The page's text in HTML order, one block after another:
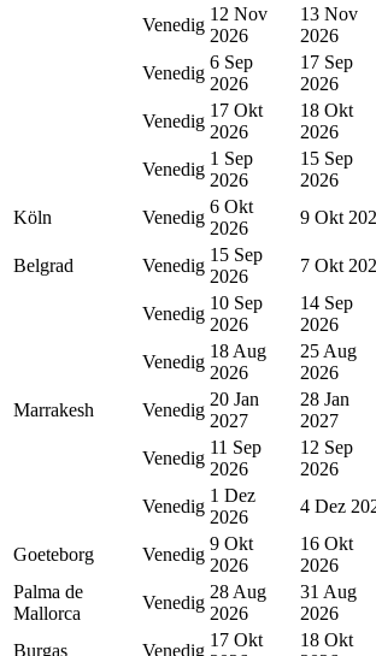
Venedig
12 Nov
2026
13 Nov
2026
Venedig
6 Sep
2026
17 Sep
2026
Venedig
17 Okt
2026
18 Okt
2026
Venedig
1 Sep
2026
15 Sep
2026
Köln
Venedig
6 Okt
2026
9 Okt
Belgrad
Venedig
15 Sep
2026
7 Okt
Venedig
10 Sep
2026
14 Sep
2026
Venedig
18 Aug
2026
25 Aug
2026
Marrakesh
Venedig
20 Jan
2027
28 Jan
2027
Venedig
11 Sep
2026
12 Sep
2026
Venedig
1 Dez
2026
4 Dez
Goeteborg
Venedig
9 Okt
2026
16 Okt
2026
Palma de
Mallorca
Venedig
28 Aug
2026
31 Aug
2026
Burgas
Venedig
17 Okt
18 Okt